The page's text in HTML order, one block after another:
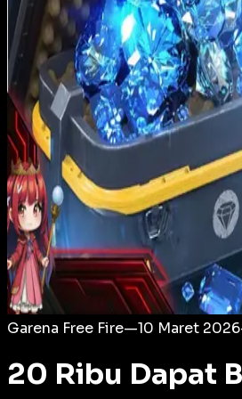
Login
Garena Free Fire—10 Maret 2026
20 Ribu Dapat